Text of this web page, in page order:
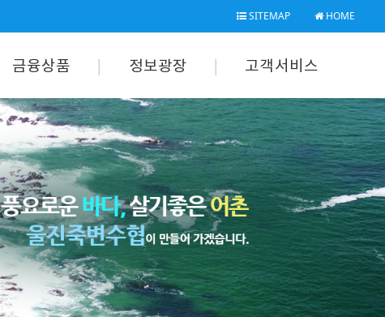
SITEMAP HOME
금융상품 정보광장 고객서비스